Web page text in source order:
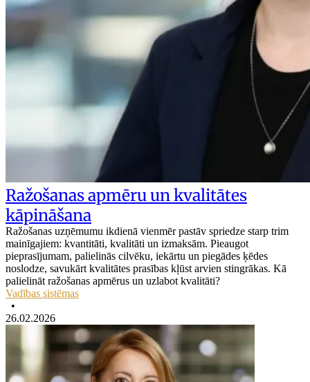
Ražošanas apmēru un kvalitātes
kāpināšana
Ražošanas uzņēmumu ikdienā vienmēr pastāv spriedze starp trim
mainīgajiem: kvantitāti, kvalitāti un izmaksām. Pieaugot
pieprasījumam, palielinās cilvēku, iekārtu un piegādes ķēdes
noslodze, savukārt kvalitātes prasības kļūst arvien stingrākas. Kā
palielināt ražošanas apmērus un uzlabot kvalitāti?
Vadības sistēmas
•
26.02.2026